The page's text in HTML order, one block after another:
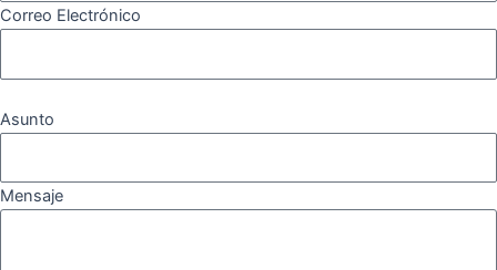
Correo Electrónico
Asunto
Mensaje